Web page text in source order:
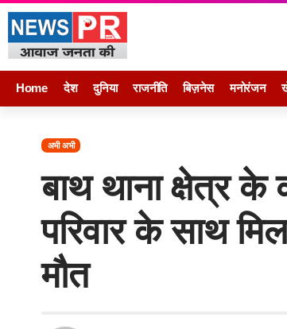
Home देश दुनिया राजनीति बिज़नेस मनोरंजन
अभी अभी
बाथ थाना क्षेत्र
परिवार के साथ
मौत